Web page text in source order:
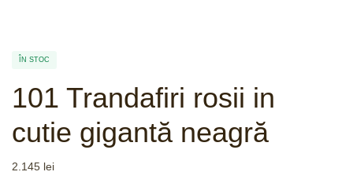
ÎN STOC
101 Trandafiri rosii in
cutie gigantă neagră
2.145 lei